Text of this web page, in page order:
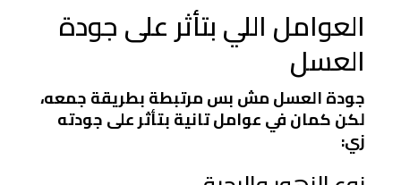
العوامل اللي بتأثر على جودة
العسل
جودة العسل مش بس مرتبطة بطريقة جمعه،
لكن كمان في عوامل تانية بتأثر على جودته
زي: